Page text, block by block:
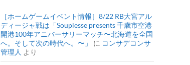
［ホームゲームイベント情報］8/22 RB大宮アル
ディージャ戦は「Souplesse presents 千歳市空港
開港100年アニバーサリーマッチ〜北海道を全国
へ。そして次の時代へ。〜」
に コンサデコンサ
管理人 より